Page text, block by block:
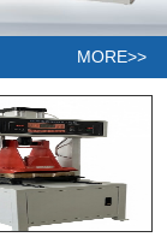
MORE>>